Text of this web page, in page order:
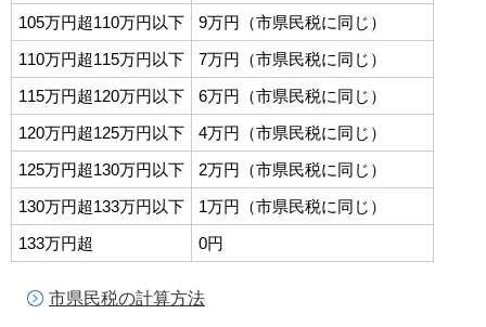
105万円超110万円以下
9万円（市県民税に同じ）
110万円超115万円以下
7万円（市県民税に同じ）
115万円超120万円以下
6万円（市県民税に同じ）
120万円超125万円以下
4万円（市県民税に同じ）
125万円超130万円以下
2万円（市県民税に同じ）
130万円超133万円以下
1万円（市県民税に同じ）
133万円超
0円
市県民税の計算方法